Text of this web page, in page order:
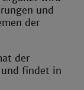
und
der
der
und findet in